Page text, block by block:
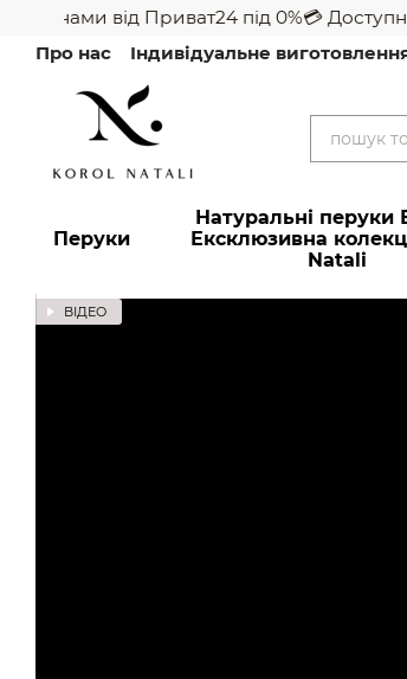
Перейти до основного контенту
від Приват24 під 0%💳 Доступна
Про нас
Індивідуальне
Перуки
Натуральні перуки
Ексклюзивна
Natali
ВІДЕО